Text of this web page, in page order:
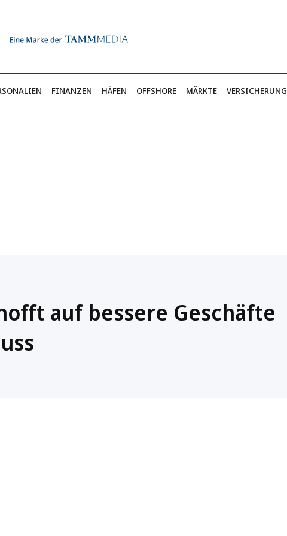
FINANZEN HÄFEN OFFSHORE MÄRKTE VERSICHERUNG
auf bessere Geschäfte